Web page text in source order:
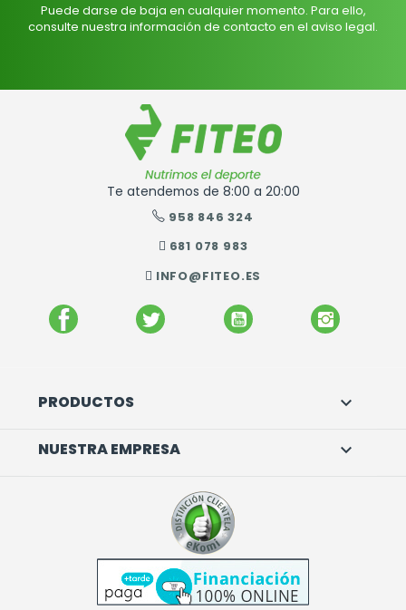
Puede darse de baja en cualquier momento. Para ello,
consulte nuestra información de contacto en el aviso legal.
Te atendemos de 8:00 a 20:00
958 846 324
681 078 983
INFO@FITEO.ES
FACEBOOK TWITTER YOUTUBE
PRODUCTOS 
NUESTRA EMPRESA 